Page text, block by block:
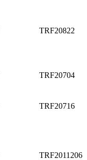
TRF20822
TRF20704
TRF20716
TRF2011206